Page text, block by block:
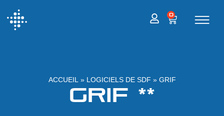
0
ACCUEIL » LOGICIELS DE SDF » GRIF
GRIF **